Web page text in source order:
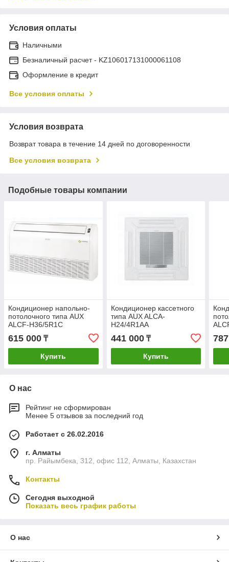
Условия оплаты
Наличными
Безналичный расчет - KZ106017131000061108
Оформление в кредит
Все условия оплаты
Условия возврата
Возврат товара в течение 14 дней по договоренности
Все условия возврата
Подобные товары компании
Кондиционер напольно-
потолочного типа AUX
ALCF-H36/5R1C
615 000 ₸
Купить
Кондиционер кассетного
типа AUX ALCA-
H24/4R1AA
441 000₸
Купить
О нас
Рейтинг не сформирован
Менее 5 отзывов за последний год
Работает с 26.02.2016
г. Алматы
пр. Райымбека, 312, офис 112, Алматы, Казахстан
Контакты
Сегодня выходной
Показать весь график работы
О нас